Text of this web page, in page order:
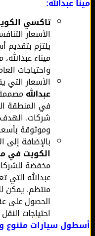
تاكسي الكويت 97886111
الأسعار
يلتزم بتقديم
ميناء عبدالله،
واحتياجات
الأسعار التي
عبداللهمصممة
في المنطقة
شركات. الهدف
وموثوقة بأسعار
بالإضافة إلى
الكويت في مينا
مخفضة للشركات
عبدالله التي
منتظم. يمكن
الحصول على
احتياجات النقل
سيارات متنوع